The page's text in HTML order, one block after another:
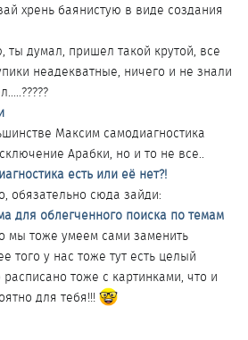
хрень баянистую в виде создания
ты думал, пришел такой крутой, все
неадекватные, ничего и не знали
Максим самодиагностика
Арабки, но и то не все..
есть или её нет?!
обязательно сюда зайди:
для облегченного поиска по темам
мы тоже умеем сами заменить
того у нас тоже тут есть целый
тоже с картинками, что и
для тебя!!!